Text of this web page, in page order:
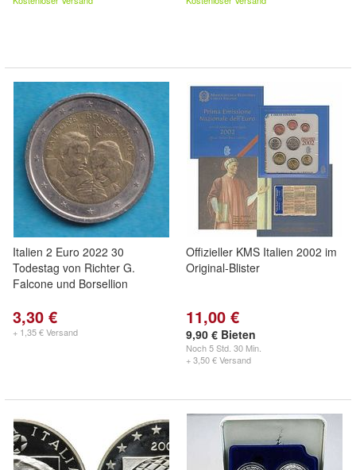
Italien 2 Euro 2022 30
Todestag von Richter G.
Falcone und Borsellion
3,30 €
+ 1,35 € Versand
Offizieller KMS Italien 2002 im
Original-Blister
11,00 €
9,90 € Bieten
Noch5 Std. 30 Min.
+ 3,50 € Versand